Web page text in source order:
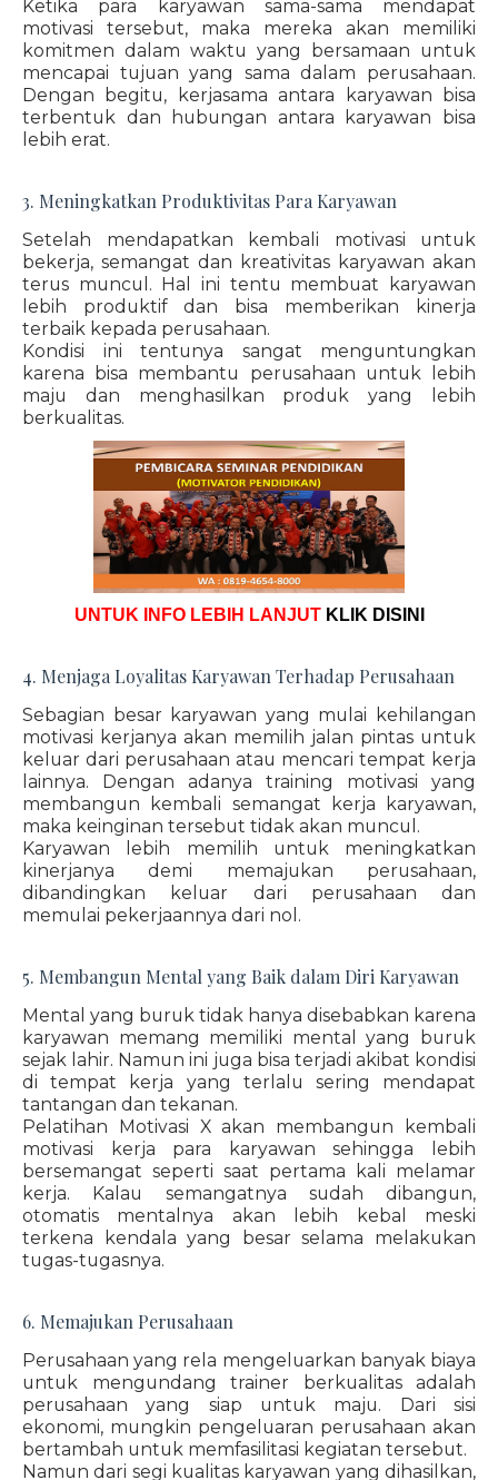
Ketika para karyawan sama-sama mendapat
motivasi tersebut, maka mereka akan memiliki
komitmen dalam waktu yang bersamaan untuk
mencapai tujuan yang sama dalam perusahaan.
Dengan begitu, kerjasama antara karyawan bisa
terbentuk dan hubungan antara karyawan bisa
lebih erat.
3. Meningkatkan Produktivitas Para Karyawan
Setelah mendapatkan kembali motivasi untuk
bekerja, semangat dan kreativitas karyawan akan
terus muncul. Hal ini tentu membuat karyawan
lebih produktif dan bisa memberikan kinerja
terbaik kepada perusahaan.
Kondisi ini tentunya sangat menguntungkan
karena bisa membantu perusahaan untuk lebih
maju dan menghasilkan produk yang lebih
berkualitas.
UNTUK INFO LEBIH LANJUT KLIK DISINI
4. Menjaga Loyalitas Karyawan Terhadap Perusahaan
Sebagian besar karyawan yang mulai kehilangan
motivasi kerjanya akan memilih jalan pintas untuk
keluar dari perusahaan atau mencari tempat kerja
lainnya. Dengan adanya training motivasi yang
membangun kembali semangat kerja karyawan,
maka keinginan tersebut tidak akan muncul.
Karyawan lebih memilih untuk meningkatkan
kinerjanya demi memajukan perusahaan,
dibandingkan keluar dari perusahaan dan
memulai pekerjaannya dari nol.
5. Membangun Mental yang Baik dalam Diri Karyawan
Mental yang buruk tidak hanya disebabkan karena
karyawan memang memiliki mental yang buruk
sejak lahir. Namun ini juga bisa terjadi akibat kondisi
di tempat kerja yang terlalu sering mendapat
tantangan dan tekanan.
Pelatihan Motivasi X akan membangun kembali
motivasi kerja para karyawan sehingga lebih
bersemangat seperti saat pertama kali melamar
kerja. Kalau semangatnya sudah dibangun,
otomatis mentalnya akan lebih kebal meski
terkena kendala yang besar selama melakukan
tugas-tugasnya.
6. Memajukan Perusahaan
Perusahaan yang rela mengeluarkan banyak biaya
untuk mengundang trainer berkualitas adalah
perusahaan yang siap untuk maju. Dari sisi
ekonomi, mungkin pengeluaran perusahaan akan
bertambah untuk memfasilitasi kegiatan tersebut.
Namun dari segi kualitas karyawan yang dihasilkan,